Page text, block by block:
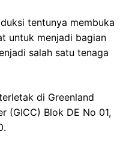
tentunya membuka
untuk menjadi bagian
salah satu tenaga
di Greenland
(GICC) Blok DE No 01,